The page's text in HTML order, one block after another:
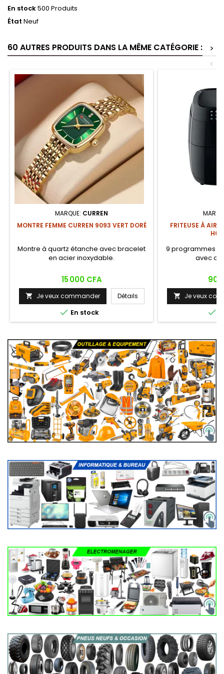
En stock500 Produits
État Neuf
60 AUTRES PRODUITS DANS LA MÊME CATÉGORIE :
>
<
MARQUE: CURREN
MONTRE FEMME CURREN 9093 VERT DORÉ
Montre à quartz étanche avec bracelet
en acier inoxydable.
Prix
15 000 CFA
 Je veux commander Détails
 En stock
FRITEUSE À AIR
9 programmes
avec
Prix
90
 Je veux
